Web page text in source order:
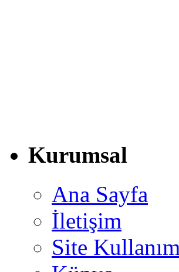
Kurumsal
Ana Sayfa
İletişim
Site